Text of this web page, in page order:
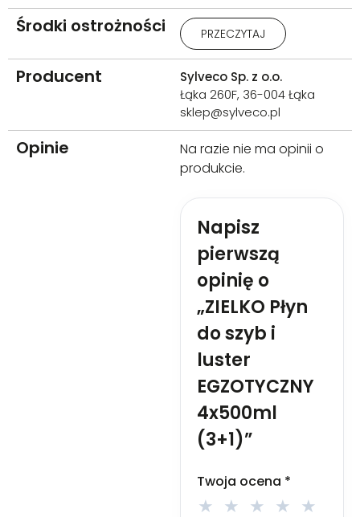
Środki ostrożności
Uwaga: Działa drażniąco na
oczy. W PRZYPADKU DOSTANIA
SIĘ DO OCZU: Ostrożnie płukać
wodą przez kilka minut. Wyjąć
soczewki kontaktowe, jeżeli są i
można je łatwo usunąć. Nadal
płukać. W przypadku
utrzymywania się działania
drażniącego na oczy:
zasięgnąć porady / zgłosić się
pod opiekę lekarza. Zawartość
odpowiednio oznakowanych
kontenerów przeznaczonych
do selektywnej zbiórki
odpadów.
PRZECZYTAJ
Producent
Sylveco Sp. z o.o.
Łąka 260F, 36-004 Łąka
sklep@sylveco.pl
Opinie
Na razie nie ma opinii o
produkcie.
Napisz
pierwszą
opinię o
„ZIELKO Płyn
do szyb i
luster
EGZOTYCZNY
4x500ml
(3+1)”
Twoja ocena *